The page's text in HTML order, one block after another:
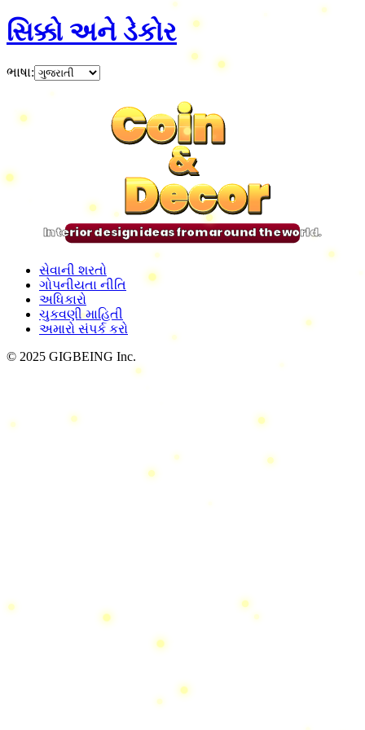
સિક્કો અને ડેકોર
ભાષા:
Coin
&
Decor
Coin
&
Decor
Coin
&
Decor
Coin
&
Decor
Interior design ideas from around the world.
સેવાની શરતો
ગોપનીયતા નીતિ
અધિકારો
ચુકવણી માહિતી
અમારો સંપર્ક કરો
© 2025 GIGBEING Inc.